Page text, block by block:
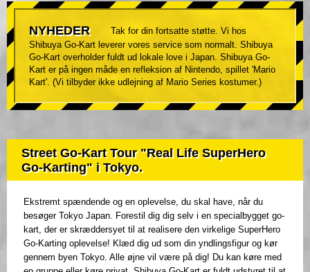
NYHEDER
Tak for din fortsatte støtte. Vi hos
Shibuya Go-Kart leverer vores service som normalt. Shibuya
Go-Kart overholder fuldt ud lokale love i Japan. Shibuya Go-
Kart er på ingen måde en refleksion af Nintendo, spillet 'Mario
Kart'. (Vi tilbyder ikke udlejning af Mario Series kostumer.)
Street Go-Kart Tour "Real Life SuperHero
Go-Karting" i Tokyo.
Ekstremt spændende og en oplevelse, du skal have, når du
besøger Tokyo Japan. Forestil dig dig selv i en specialbygget go-
kart, der er skræddersyet til at realisere den virkelige SuperHero
Go-Karting oplevelse! Klæd dig ud som din yndlingsfigur og kør
gennem byen Tokyo. Alle øjne vil være på dig! Du kan køre med